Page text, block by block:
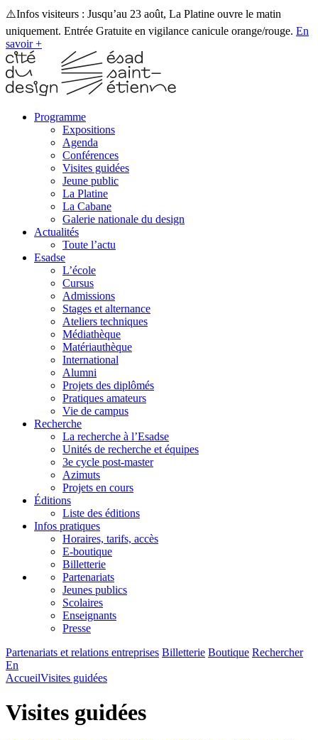
⚠️Infos visiteurs : Jusqu’au 23 août, La Platine ouvre le matin
uniquement. Entrée Gratuite en vigilance canicule orange/rouge. En
savoir +
Programme
Expositions
Agenda
Conférences
Visites guidées
Jeune public
La Platine
La Cabane
Galerie nationale du design
Actualités
Toute l’actu
Esadse
L’école
Cursus
Admissions
Stages et alternance
Ateliers techniques
Médiathèque
Matériauthèque
International
Alumni
Projets des diplômés
Pratiques amateurs
Vie de campus
Recherche
La recherche à l’Esadse
Unités de recherche et équipes
3e cycle post-master
Azimuts
Projets en cours
Éditions
Liste des éditions
Infos pratiques
Horaires, tarifs, accès
E-boutique
Billetterie
Partenariats
Jeunes publics
Scolaires
Enseignants
Presse
Partenariats et relations entreprises Billetterie Boutique Rechercher
En
AccueilVisites guidées
Visites guidées